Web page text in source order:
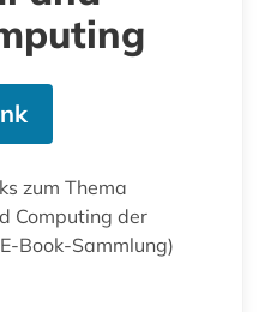
zum Thema
Computing der
Book-Sammlung)